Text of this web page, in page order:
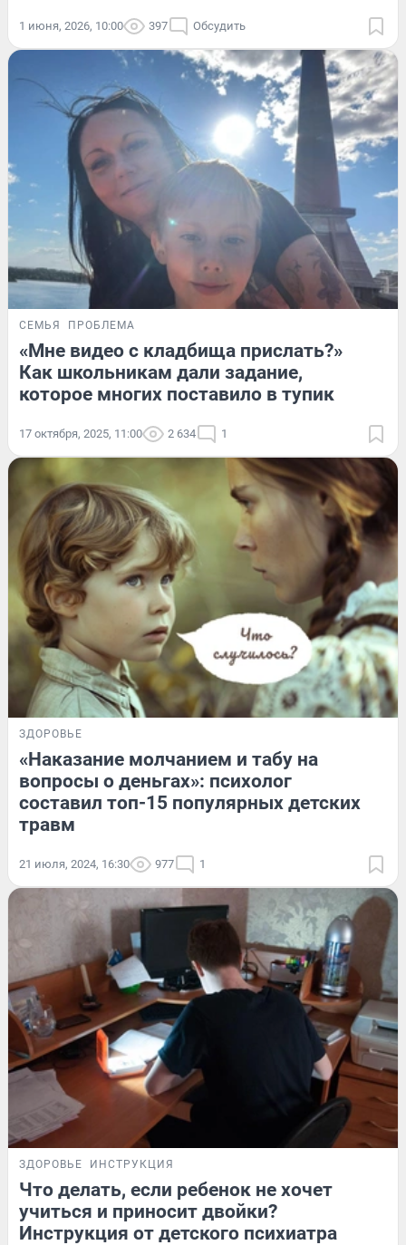
1 июня, 2026, 10:00 397 Обсудить
СЕМЬЯ ПРОБЛЕМА
«Мне видео с кладбища прислать?»
Как школьникам дали задание,
которое многих поставило в тупик
17 октября, 2025, 11:00 2 634 1
ЗДОРОВЬЕ
«Наказание молчанием и табу на
вопросы о деньгах»: психолог
составил топ-15 популярных детских
травм
21 июля, 2024, 16:30 977 1
ЗДОРОВЬЕ ИНСТРУКЦИЯ
Что делать, если ребенок не хочет
учиться и приносит двойки?
Инструкция от детского психиатра